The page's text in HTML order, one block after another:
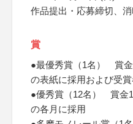
作品提出・応募締切、
賞
●最優秀賞（1名） 賞金
の表紙に採用および受
●優秀賞（12名） 賞金
の各月に採用